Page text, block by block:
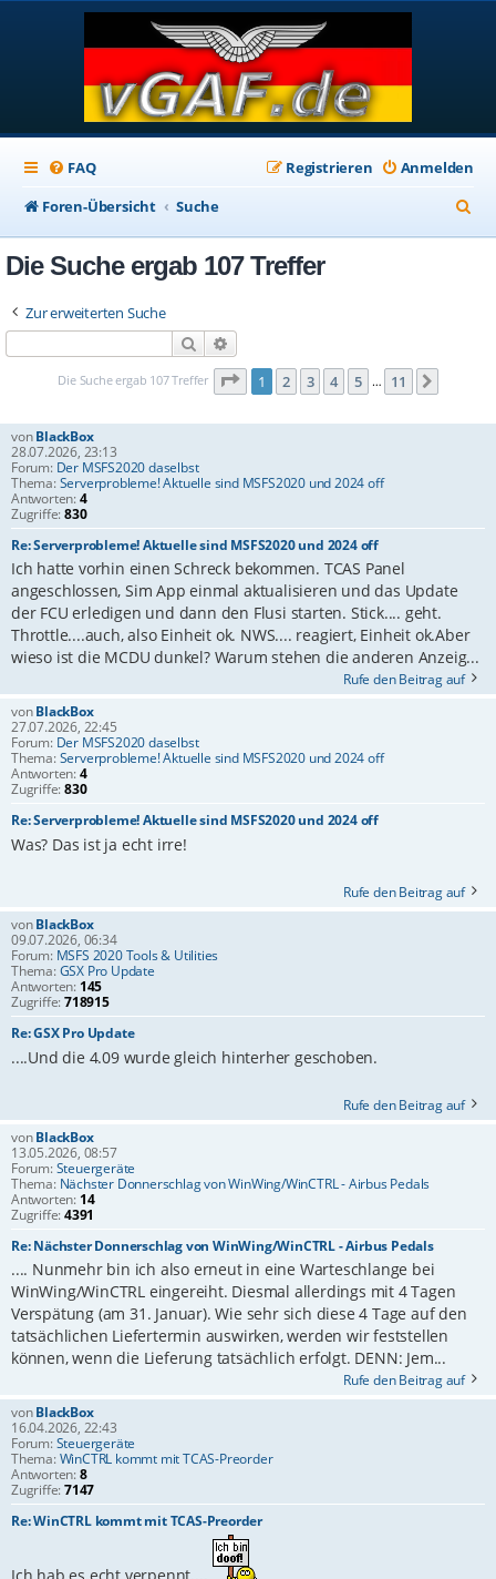
FAQ Anmelden
Registrieren
Foren-Übersicht
Suche
u
Die Suche ergab 107 Treffer
Zur erweiterten Suche
Suche
Die Suche ergab 107 Treffer Seite 1von
1 2 3 4 5 … 11
vonBlackBox
28.07.2026, 23:13
Forum: Der MSFS2020 daselbst
Thema:Serverprobleme! Aktuelle sind MSFS2020 und 2024 off
Antworten:4
Zugriffe:830
Re: Serverprobleme! Aktuelle sind MSFS2020 und 2024 off
Ich hatte vorhin einen Schreck bekommen. TCAS Panel
angeschlossen, Sim App einmal aktualisieren und das Update
der FCU erledigen und dann den Flusi starten. Stick.... geht.
Throttle....auch, also Einheit ok. NWS.... reagiert, Einheit ok.Aber
wieso ist die MCDU dunkel? Warum stehen die anderen Anzeig...
Rufe den Beitrag auf
vonBlackBox
27.07.2026, 22:45
Forum: Der MSFS2020 daselbst
Thema:Serverprobleme! Aktuelle sind MSFS2020 und 2024 off
Antworten:4
Zugriffe:830
Re: Serverprobleme! Aktuelle sind MSFS2020 und 2024 off
Was? Das ist ja echt irre!
Rufe den Beitrag auf
vonBlackBox
09.07.2026, 06:34
Forum: MSFS 2020 Tools & Utilities
Thema:GSX Pro Update
Antworten: 145
Zugriffe:718915
Re: GSX Pro Update
....Und die 4.09 wurde gleich hinterher geschoben.
Rufe den Beitrag auf
vonBlackBox
13.05.2026, 08:57
Forum:Steuergeräte
Thema: Nächster Donnerschlag von WinWing/WinCTRL - Airbus Pedals
Antworten: 14
Zugriffe:4391
Re: Nächster Donnerschlag von WinWing/WinCTRL - Airbus Pedals
.... Nunmehr bin ich also erneut in eine Warteschlange bei
WinWing/WinCTRL eingereiht. Diesmal allerdings mit 4 Tagen
Verspätung (am 31. Januar). Wie sehr sich diese 4 Tage auf den
tatsächlichen Liefertermin auswirken, werden wir feststellen
können, wenn die Lieferung tatsächlich erfolgt. DENN: Jem...
Rufe den Beitrag auf
vonBlackBox
16.04.2026, 22:43
Forum:Steuergeräte
Thema:WinCTRL kommt mit TCAS-Preorder
Antworten:8
Zugriffe:7147
Re: WinCTRL kommt mit TCAS-Preorder